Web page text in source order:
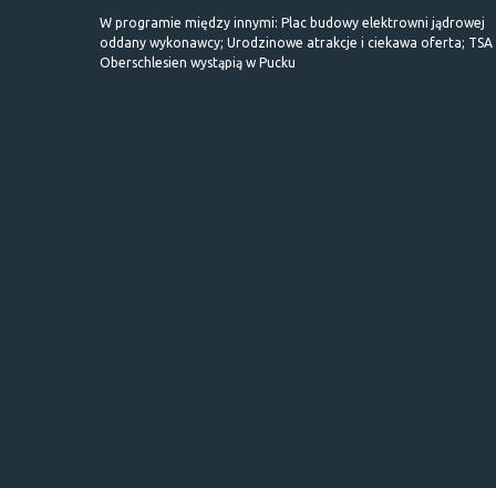
W programie między innymi: Plac budowy elektrowni jądrowej
oddany wykonawcy; Urodzinowe atrakcje i ciekawa oferta; TSA
Oberschlesien wystąpią w Pucku